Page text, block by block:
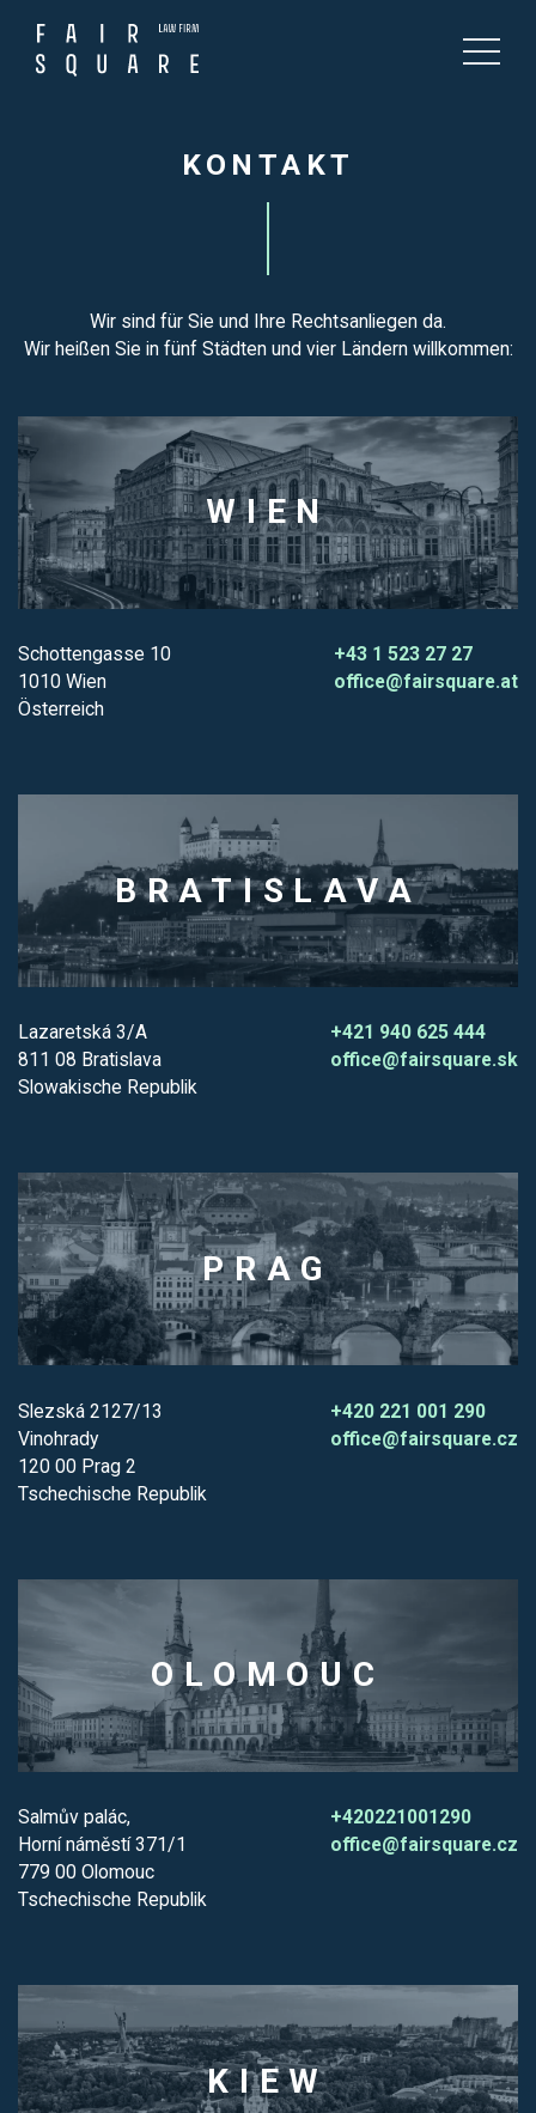
KONTAKT
Wir sind für Sie und Ihre Rechtsanliegen da.
Wir heißen Sie in fünf Städten und vier Ländern willkommen:
WIEN
Schottengasse 10
1010 Wien
Österreich
+43 1 523 27 27
office@fairsquare.at
BRATISLAVA
Lazaretská 3/A
811 08 Bratislava
Slowakische Republik
+421 940 625 444
office@fairsquare.sk
PRAG
Slezská 2127/13
Vinohrady
120 00 Prag 2
Tschechische Republik
+420 221 001 290
office@fairsquare.cz
OLOMOUC
Salmův palác,
Horní náměstí 371/1
779 00 Olomouc
Tschechische Republik
+420221001290
office@fairsquare.cz
KIEW